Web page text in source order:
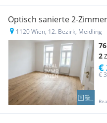
Optisch sanierte 2-
1120 Wien, 12. Bezirk, Meidling
76
2
€
€